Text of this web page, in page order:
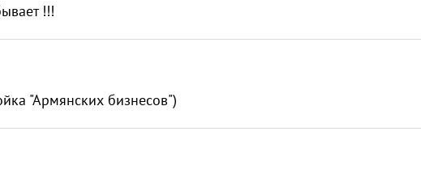
!!!
"Армянских бизнесов")